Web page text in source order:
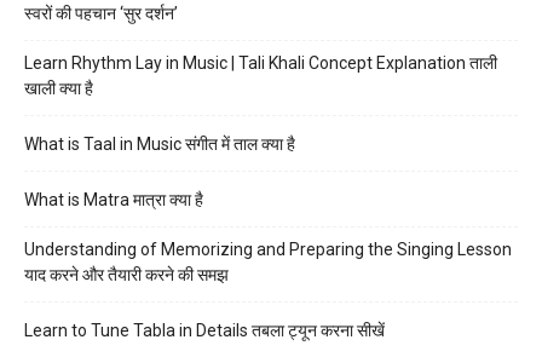
स्वरों की पहचान ‘सुर दर्शन’
Learn Rhythm Lay in Music | Tali Khali Concept Explanation ताली
खाली क्या है
What is Taal in Music संगीत में ताल क्या है
What is Matra मात्रा क्या है
Understanding of Memorizing and Preparing the Singing Lesson
याद करने और तैयारी करने की समझ
Learn to Tune Tabla in Details तबला ट्यून करना सीखें